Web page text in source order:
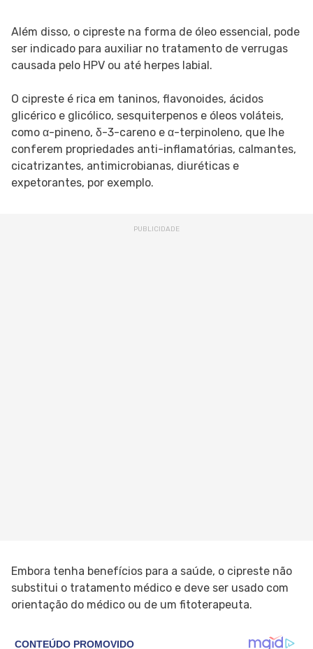
Além disso, o cipreste na forma de óleo essencial, pode
ser indicado para auxiliar no tratamento de verrugas
causada pelo HPV ou até herpes labial.
O cipreste é rica em taninos, flavonoides, ácidos
glicérico e glicólico, sesquiterpenos e óleos voláteis,
como α-pineno, δ-3-careno e α-terpinoleno, que lhe
conferem propriedades anti-inflamatórias, calmantes,
cicatrizantes, antimicrobianas, diuréticas e
expetorantes, por exemplo.
Embora tenha benefícios para a saúde, o cipreste não
substitui o tratamento médico e deve ser usado com
orientação do médico ou de um fitoterapeuta.